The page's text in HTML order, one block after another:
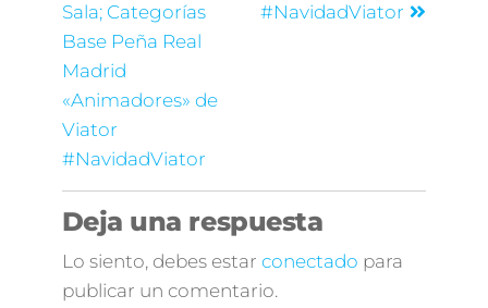
Sala; Categorías
Base Peña Real
Madrid
«Animadores» de
Viator ‪
#NavidadViator
#NavidadViator
Deja una respuesta
Lo siento, debes estar conectado para
publicar un comentario.